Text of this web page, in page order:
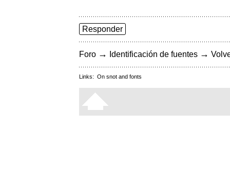
Responder
Foro → Identificación de fuentes →
Links: On snot and fonts